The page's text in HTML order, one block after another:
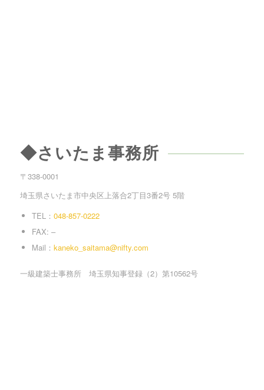
◆さいたま事務所
〒338-0001
埼玉県さいたま市中央区上落合2丁目3番2号 5階
TEL： 048-857-0222
FAX: –
Mail： kaneko_saitama@nifty.com
一級建築士事務所 埼玉県知事登録（2）第10562号